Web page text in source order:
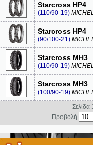
Starcross HP4
(110/90-19)
Starcross HP4
(90/100-21)
Starcross MH3
(110/90-19)
Starcross MH3
(100/90-19)
Προβολή